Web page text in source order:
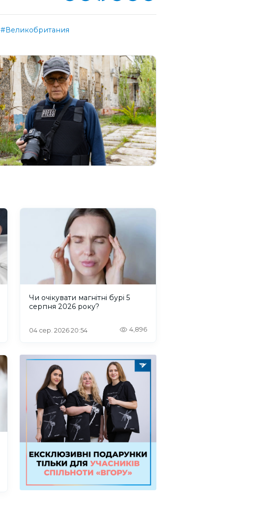
#Великобритания
Чи очікувати магнітні бурі 5
серпня 2026 року?
04 сер. 2026 20:54 4,896